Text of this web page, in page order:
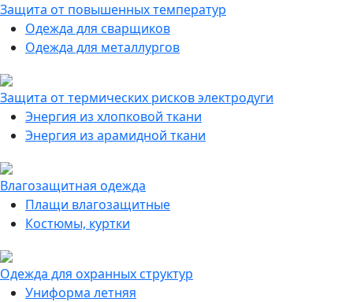
Защита от повышенных температур
Одежда для сварщиков
Одежда для металлургов
Защита от термических рисков электродуги
Энергия из хлопковой ткани
Энергия из арамидной ткани
Влагозащитная одежда
Плащи влагозащитные
Костюмы, куртки
Одежда для охранных структур
Униформа летняя